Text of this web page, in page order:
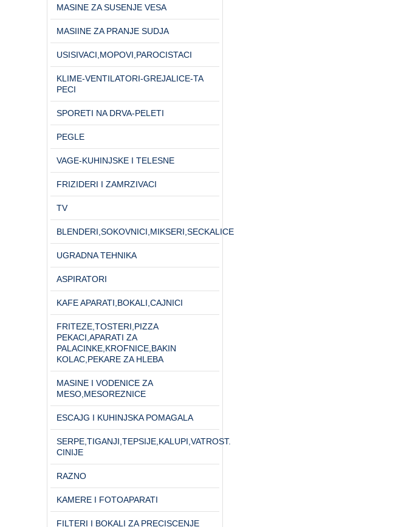
MASINE ZA SUSENJE VESA
MASIINE ZA PRANJE SUDJA
USISIVACI,MOPOVI,PAROCISTACI
KLIME-VENTILATORI-GREJALICE-TA
PECI
SPORETI NA DRVA-PELETI
PEGLE
VAGE-KUHINJSKE I TELESNE
FRIZIDERI I ZAMRZIVACI
TV
BLENDERI,SOKOVNICI,MIKSERI,SECKALICE
UGRADNA TEHNIKA
ASPIRATORI
KAFE APARATI,BOKALI,CAJNICI
FRITEZE,TOSTERI,PIZZA
PEKACI,APARATI ZA
PALACINKE,KROFNICE,BAKIN
KOLAC,PEKARE ZA HLEBA
MASINE I VODENICE ZA
MESO,MESOREZNICE
ESCAJG I KUHINJSKA POMAGALA
SERPE,TIGANJI,TEPSIJE,KALUPI,VATROST.
CINIJE
RAZNO
KAMERE I FOTOAPARATI
FILTERI I BOKALI ZA PRECISCENJE